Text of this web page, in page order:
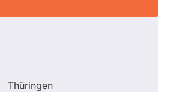
Thüringen